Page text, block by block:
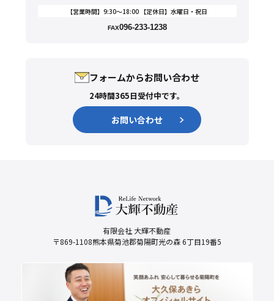
【営業時間】9:30〜18:00 【定休日】水曜日・祝日
FAX096-233-1238
フォームからお問い合わせ
24時間365日受付中です。
お問い合わせ
有限会社 大輝不動産
〒869-1108熊本県菊池郡菊陽町光の森 6丁目19番5